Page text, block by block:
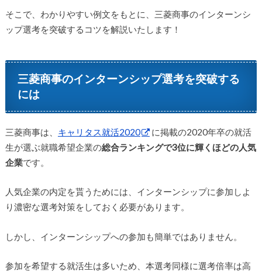
そこで、わかりやすい例文をもとに、三菱商事のインターンシ
ップ選考を突破するコツを解説いたします！
三菱商事のインターンシップ選考を突破する
には
三菱商事は、 キャリタス就活2020
に掲載の2020年卒の就活
生が選ぶ就職希望企業の総合ランキングで3位に輝くほどの人気
企業です。
人気企業の内定を貰うためには、インターンシップに参加しよ
り濃密な選考対策をしておく必要があります。
しかし、インターンシップへの参加も簡単ではありません。
参加を希望する就活生は多いため、本選考同様に選考倍率は高